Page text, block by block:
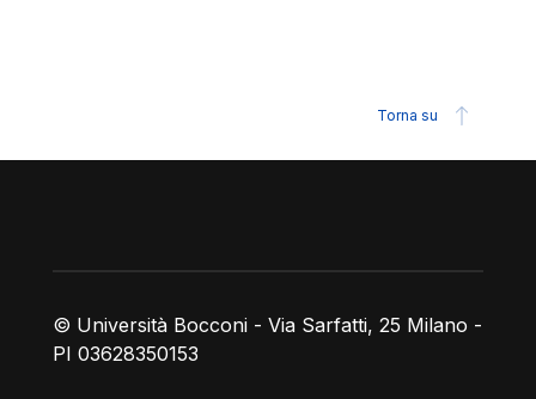
Torna su
© Università Bocconi - Via Sarfatti, 25 Milano -
PI 03628350153